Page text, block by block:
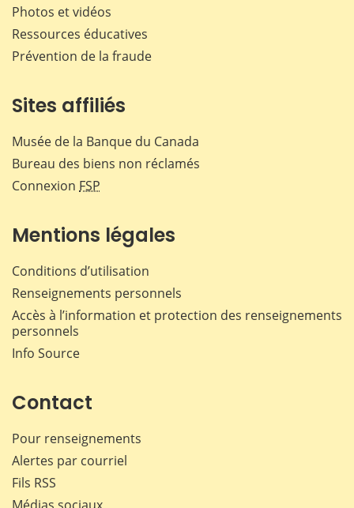
Photos et vidéos
Ressources éducatives
Prévention de la fraude
Sites affiliés
Musée de la Banque du Canada
Bureau des biens non réclamés
Connexion FSP
Mentions légales
Conditions d’utilisation
Renseignements personnels
Accès à l’information et protection des renseignements
personnels
Info Source
Contact
Pour renseignements
Alertes par courriel
Fils RSS